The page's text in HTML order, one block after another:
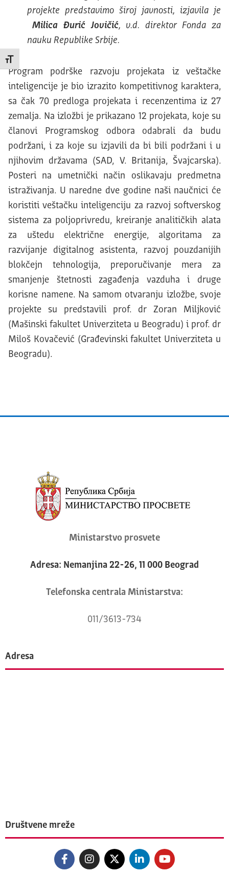
Promeni veličinu slova
projekte predstavimo široj javnosti, izjavila je
Milica Đurić Jovičić, v.d. direktor Fonda za
nauku Republike Srbije.
Program podrške razvoju projekata iz veštačke
inteligencije je bio izrazito kompetitivnog karaktera,
sa čak 70 predloga projekata i recenzentima iz 27
zemalja. Na izložbi je prikazano 12 projekata, koje su
članovi Programskog odbora odabrali da budu
podržani, i za koje su izjavili da bi bili podržani i u
njihovim državama (SAD, V. Britanija, Švajcarska).
Posteri na umetnički način oslikavaju predmetna
istraživanja. U naredne dve godine naši naučnici će
koristiti veštačku inteligenciju za razvoj softverskog
sistema za poljoprivredu, kreiranje analitičkih alata
za uštedu električne energije, algoritama za
razvijanje digitalnog asistenta, razvoj pouzdanijih
blokčejn tehnologija, preporučivanje mera za
smanjenje štetnosti zagađenja vazduha i druge
korisne namene. Na samom otvaranju izložbe, svoje
projekte su predstavili prof. dr Zoran Miljković
(Mašinski fakultet Univerziteta u Beogradu) i prof. dr
Miloš Kovačević (Građevinski fakultet Univerziteta u
Beogradu).
Ministarstvo prosvete
Adresa: Nemanjina 22-26, 11 000 Beograd
Telefonska centrala Ministarstva:
011/3613-734
Adresa
Društvene mreže